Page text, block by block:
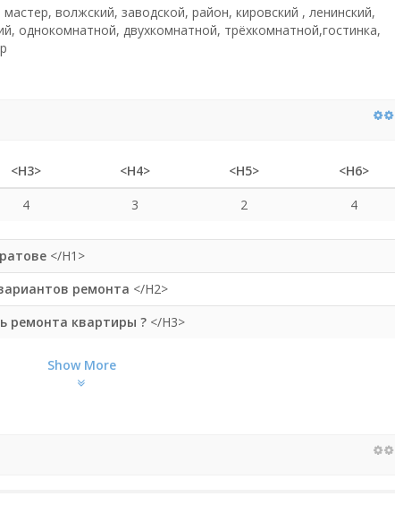
волжский, заводской, район, кировский , ленинский,
однокомнатной, двухкомнатной, трёхкомнатной,гостинка,
<H3> <H4> <H5>
<H6>
4 3 2 4
</H1>
ремонта </H2>
ремонта квартиры ? </H3>
Show More